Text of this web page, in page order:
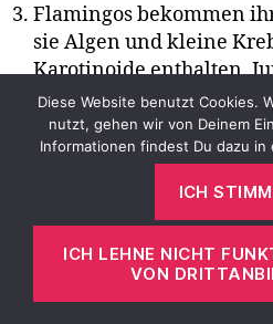
Flamingos bekommen
sie Algen und kleine
Karotinoide enthalten.
grau. Die Farbstoffe
Federn ab und färben
dieser Nahrungsmittel
intensiver wird die
Kollokationist
Antonym.
Diese Website benutzt Cookies.
nutzt, gehen wir von Deinem
Informationen findest Du dazu in
ICH
ICH LEHNE NICHT
VON